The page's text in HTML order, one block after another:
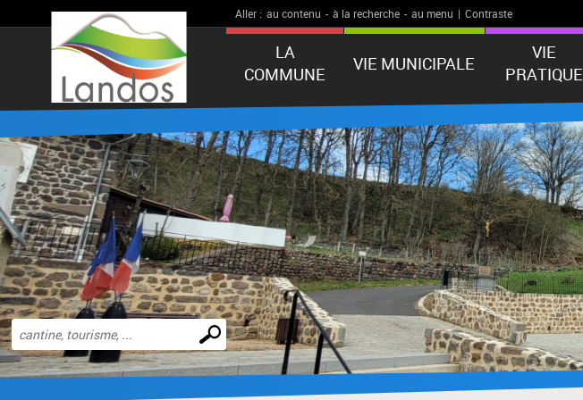
Aller : au contenu - à la recherche - au menu | Contraste
LA
COMMUNE
VIE MUNICIPALE
VIE
PRATIQUE
Effectuer
une
recherche